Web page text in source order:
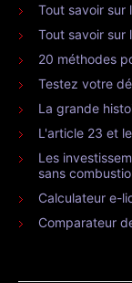
Tout savoir sur
Tout savoir sur
20 méthodes
Testez votre
La grande
L'article 23 et
Les
sans
Calculateur e-
Comparateur